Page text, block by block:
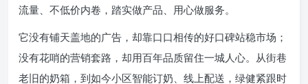
流量、不低价内卷，踏实做产品、用心做服务。
它没有铺天盖地的广告，却靠口口相传的好口碑站稳市场；
没有花哨的营销套路，却用百年品质留住一城人心。从街巷
老旧的奶箱，到如今小区智能订奶、线上配送，绿健紧跟时